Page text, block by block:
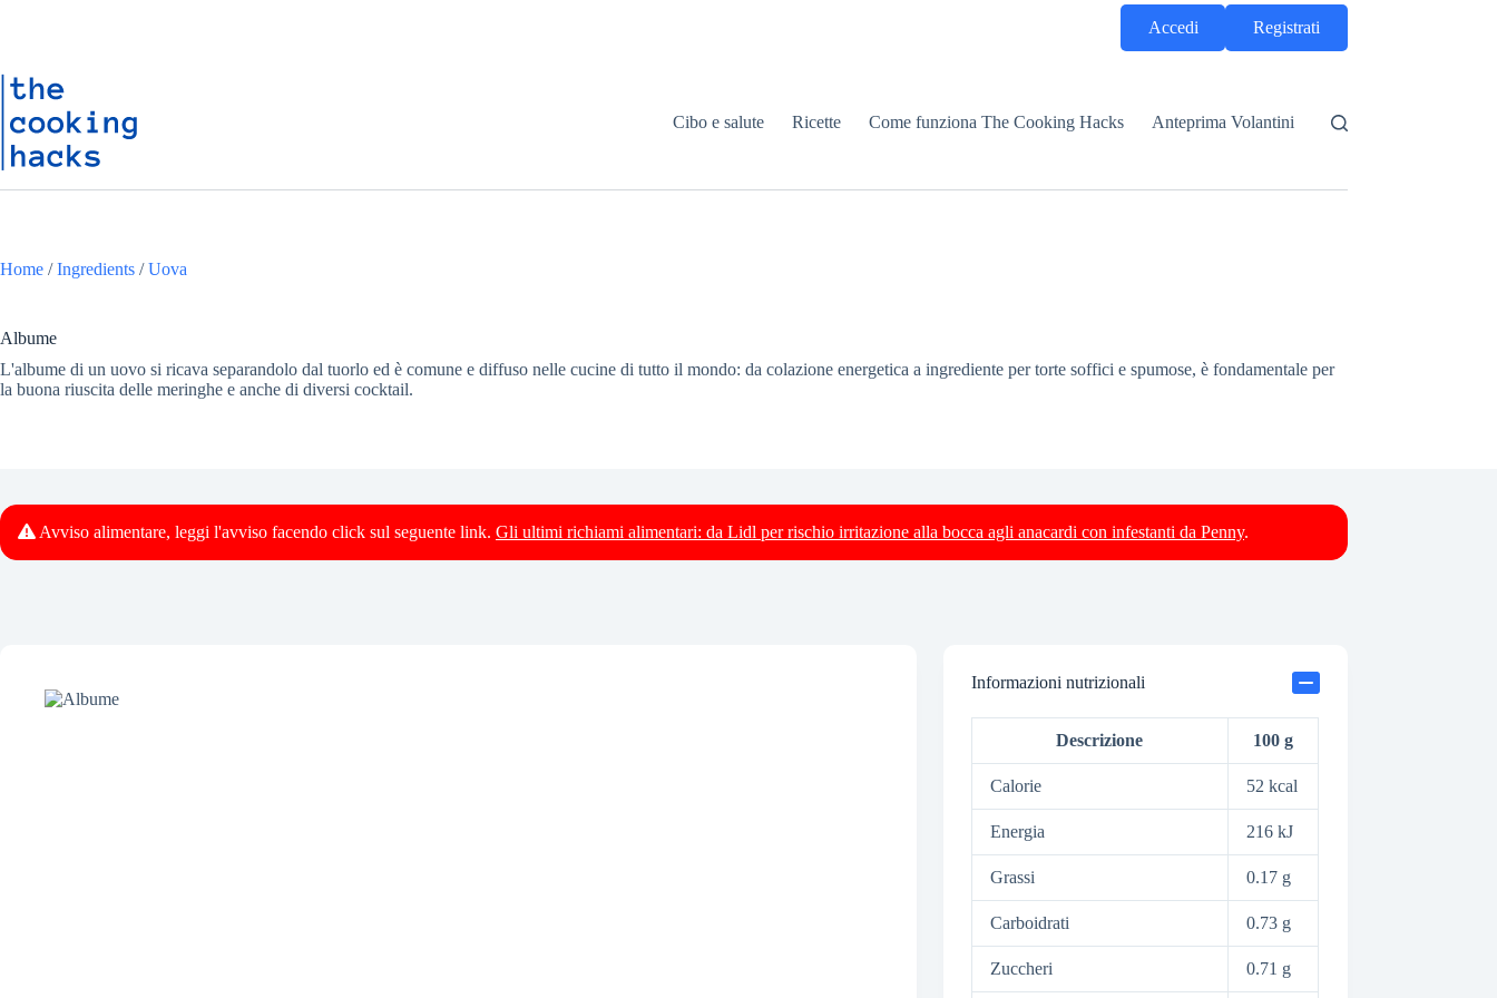
t
o
n
u
Accedi Registrati
Cibo e salute Ricette Come funziona The Cooking Hacks Anteprima Volantini
Home /Ingredients /Uova
Albume
L'albume di un uovo si ricava separandolo dal tuorlo ed è comune e diffuso nelle cucine di tutto il mondo: da colazione energetica a ingrediente per torte soffici e spumose, è fondamentale per
la buona riuscita delle meringhe e anche di diversi cocktail.
Avviso alimentare, leggi l'avviso facendo click sul seguente link. Gli ultimi richiami alimentari: da Lidl per rischio irritazione alla bocca agli anacardi con infestanti da Penny.
Informazioni nutrizionali
Descrizione 100 g
Calorie 52 kcal
Energia 216 kJ
Grassi 0.17 g
Carboidrati 0.73 g
Zuccheri 0.71 g